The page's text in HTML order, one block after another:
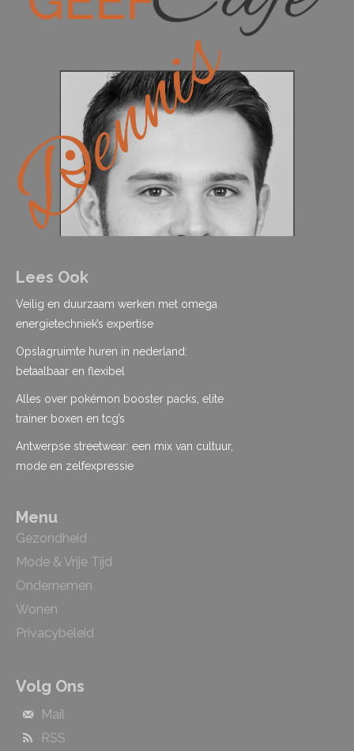
Lees Ook
Veilig en duurzaam werken met omega
energietechniek’s expertise
Opslagruimte huren in nederland:
betaalbaar en flexibel
Alles over pokémon booster packs, elite
trainer boxen en tcg’s
Antwerpse streetwear: een mix van cultuur,
mode en zelfexpressie
Menu
Gezondheid
Mode & Vrije Tijd
Ondernemen
Wonen
Privacybeleid
Volg Ons
Mail
RSS